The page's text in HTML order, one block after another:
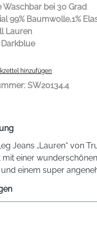
Waschbar bei 30 Grad
99% Baumwolle,1%
Lauren
hinzufügen
SW20134.4
Jeans „Lauren“ von
einer
einem super